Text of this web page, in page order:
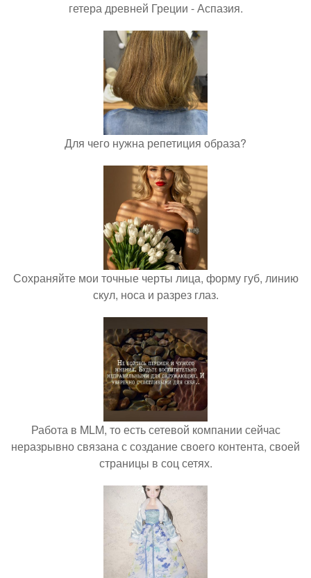
гетера древней Греции - Аспазия.
Для чего нужна репетиция образа?
Сохраняйте мои точные черты лица, форму губ, линию
скул, носа и разрез глаз.
Работа в MLM, то есть сетевой компании сейчас
неразрывно связана с создание своего контента, своей
страницы в соц сетях.